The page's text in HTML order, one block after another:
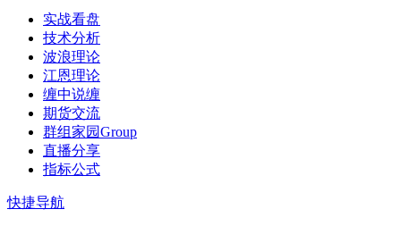
实战看盘
技术分析
波浪理论
江恩理论
缠中说缠
期货交流
群组家园Group
直播分享
指标公式
快捷导航